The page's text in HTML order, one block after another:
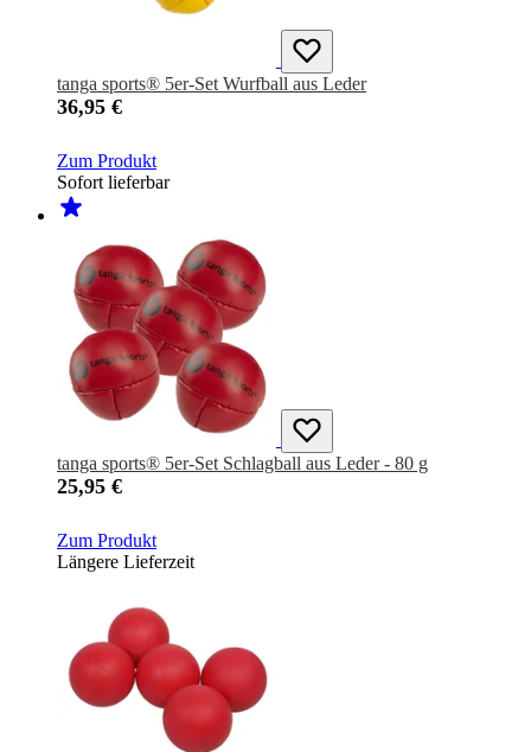
tanga sports® 5er-Set Wurfball aus Leder
36,95 €
Zum Produkt
Sofort lieferbar
tanga sports® 5er-Set Schlagball aus Leder - 80 g
25,95 €
Zum Produkt
Längere Lieferzeit